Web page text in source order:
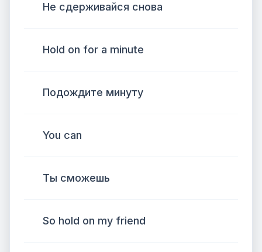
Не сдерживайся снова
Hold on for a minute
Подождите минуту
You can
Ты сможешь
So hold on my friend